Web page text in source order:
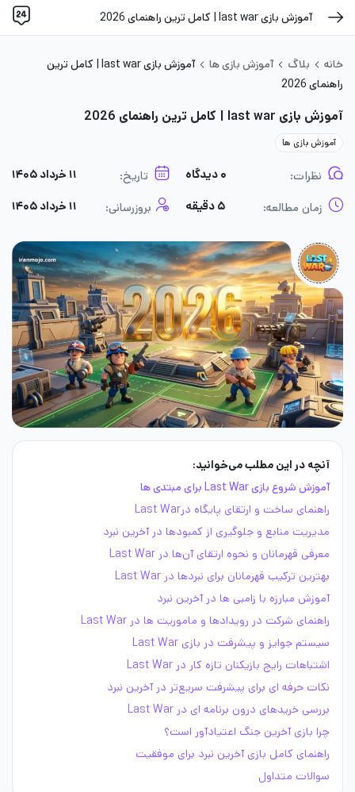
آموزش بازی last war | کامل ترین راهنمای 2026
خانه بلاگ آموزش بازی ها
آموزش بازی last war | کامل ترین
راهنمای 2026
آموزش بازی last war | کامل ترین راهنمای 2026
آموزش بازی ها
نظرات: ۰ دیدگاه تاریخ: ۱۱ خرداد ۱۴۰۵
زمان مطالعه: ۵ دقیقه بروزرسانی: ۱۱ خرداد ۱۴۰۵
آنچه در این مطلب می‌خوانید:
آموزش شروع بازی Last War برای مبتدی ها
راهنمای ساخت و ارتقای پایگاه درLast War
مدیریت منابع و جلوگیری از کمبودها در آخرین نبرد
معرفی قهرمانان و نحوه ارتقای آن‌ها در Last War
بهترین ترکیب قهرمانان برای نبردها در Last War
آموزش مبارزه با زامبی ‌ها در آخرین نبرد
راهنمای شرکت در رویدادها و ماموریت‌ ها در Last War
سیستم جوایز و پیشرفت در بازی Last War
اشتباهات رایج بازیکنان تازه‌ کار در Last War
نکات حرفه ای برای پیشرفت سریع‌تر در آخرین نبرد
بررسی خریدهای درون برنامه ای در Last War
چرا بازی آخرین جنگ اعتیادآور است؟
راهنمای کامل بازی آخرین نبرد برای موفقیت
سوالات متداول